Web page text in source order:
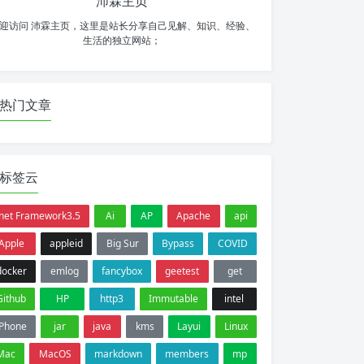
访问 沛霖主页，这里是站长分享自己见解、知识、经验、
生活的独立网站；
热门文章
标签云
Framework3.5 Ai AP Apache
api
appleid Big Sur Bypass
COVID
emlog fancybox geetest
get
HP http3 Immutable
intel
jar java kms Layui
Linux
MacOS markdown members mp